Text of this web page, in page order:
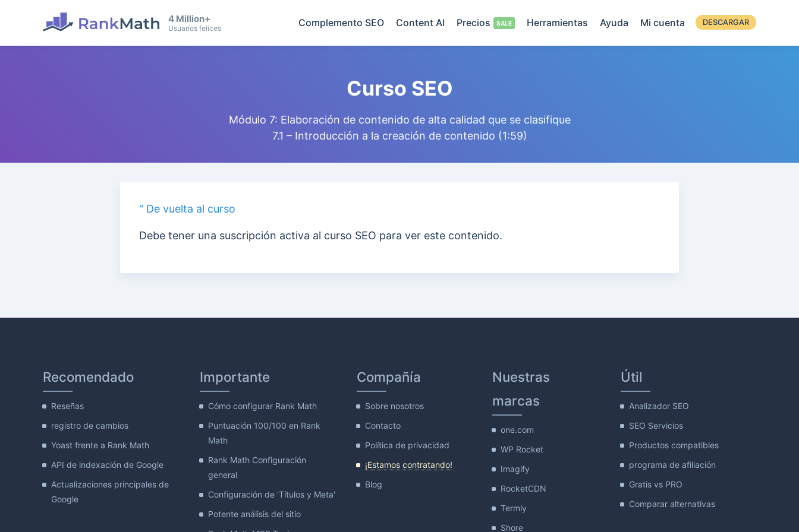
4 Million+
Usuarios felices Complemento SEO Content AI Precios Herramientas Ayuda Mi cuenta DESCARGAR
Curso SEO
Módulo 7: Elaboración de contenido de alta calidad que se clasifique
7.1 – Introducción a la creación de contenido (1:59)
" De vuelta al curso
Debe tener una suscripción activa al curso SEO para ver este contenido.
Recomendado
Reseñas
registro de cambios
Yoast frente a Rank Math
API de indexación de Google
Actualizaciones principales de
Google
Importante
Cómo configurar Rank Math
Puntuación 100/100 en Rank
Math
Rank Math Configuración
general
Configuración de 'Títulos y Meta'
Potente análisis del sitio
Compañía
Sobre nosotros
Contacto
Política de privacidad
¡Estamos contratando!
Blog
Nuestras
marcas
one.com
WP Rocket
Imagify
RocketCDN
Termly
Shore
Útil
Analizador SEO
SEO Servicios
Productos compatibles
programa de afiliación
Gratis vs PRO
Comparar alternativas